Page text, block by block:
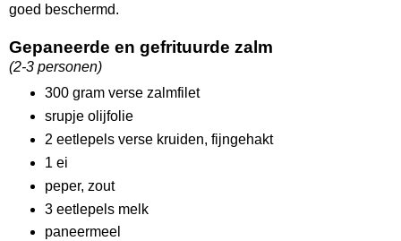
goed beschermd.
Gepaneerde en gefrituurde zalm
(2-3 personen)
300 gram verse zalmfilet
srupje olijfolie
2 eetlepels verse kruiden, fijngehakt
1 ei
peper, zout
3 eetlepels melk
paneermeel